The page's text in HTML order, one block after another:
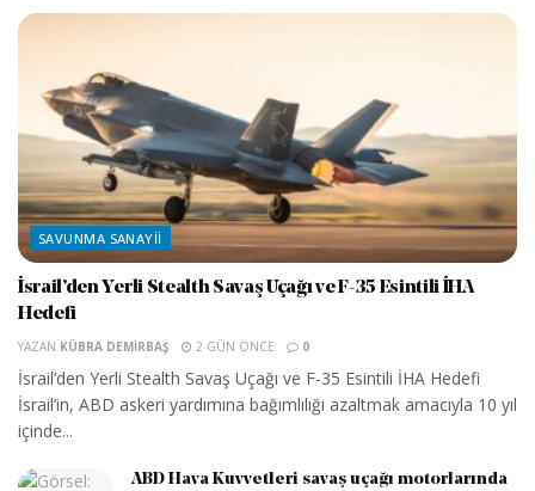
SAVUNMA SANAYII
İsrail’den Yerli Stealth Savaş Uçağı ve F-35 Esintili İHA
Hedefi
YAZAN KÜBRA DEMIRBAŞ 2 GÜN ÖNCE 0
İsrail’den Yerli Stealth Savaş Uçağı ve F-35 Esintili İHA Hedefi
İsrail’in, ABD askeri yardımına bağımlılığı azaltmak amacıyla 10 yıl
içinde...
ABD Hava Kuvvetleri savaş uçağı motorlarında